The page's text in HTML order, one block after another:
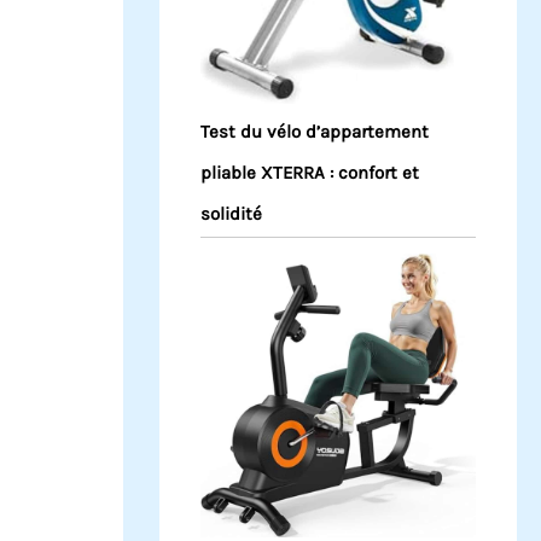
Test du vélo d’appartement
pliable XTERRA : confort et
solidité